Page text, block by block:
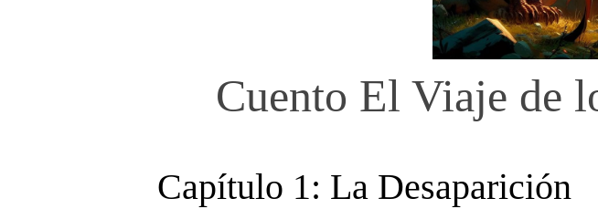
Cuento El Viaje de
Capítulo 1: La Desaparición